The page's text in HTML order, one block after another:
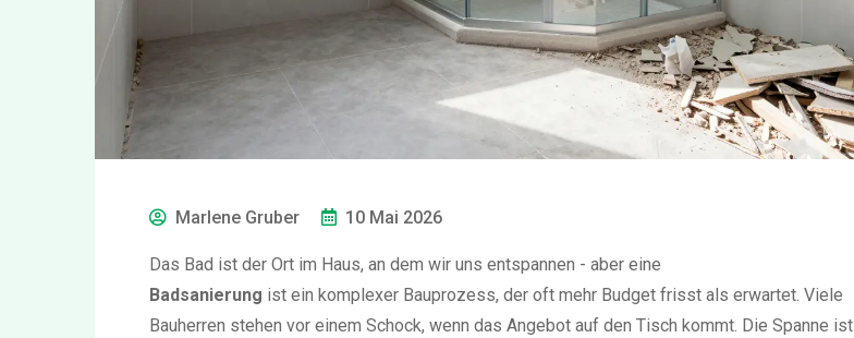
Marlene Gruber 10 Mai 2026
Das Bad ist der Ort im Haus, an dem wir uns entspannen - aber eine
Badsanierung ist ein komplexer Bauprozess, der oft mehr Budget frisst als erwartet. Viele
Bauherren stehen vor einem Schock, wenn das Angebot auf den Tisch kommt. Die Spanne ist